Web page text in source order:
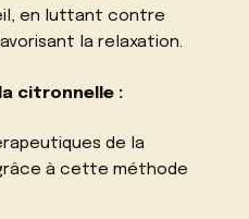
en luttant contre
la relaxation.
citronnelle :
de la
à cette méthode